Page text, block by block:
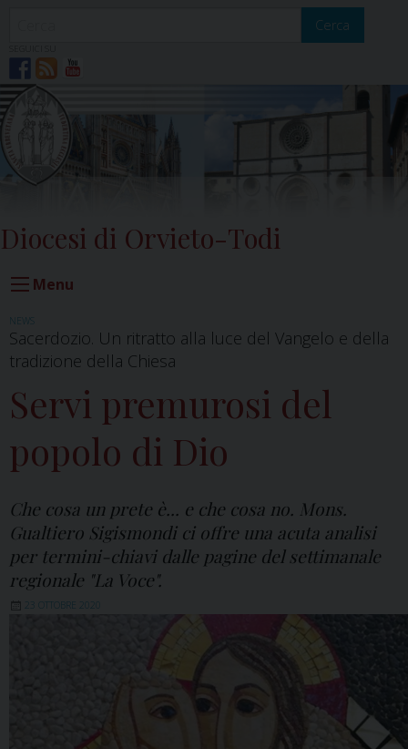
Cerca
Diocesi di Orvieto-Todi
Menu
NEWS
Sacerdozio. Un ritratto alla luce del Vangelo e della
tradizione della Chiesa
Servi premurosi del
popolo di Dio
Che cosa un prete è... e che cosa no. Mons.
Gualtiero Sigismondi ci offre una acuta analisi
per termini-chiavi dalle pagine del settimanale
regionale "La Voce".
23 OTTOBRE 2020